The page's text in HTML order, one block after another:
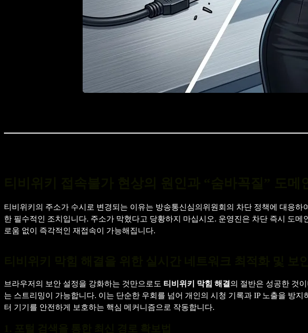
티비위키의 주소가 수시로 변경되는 이유는 방송통신심의위원회의 차단 정책에 대응
한 필수적인 조치입니다. 주소가 막혔다고 당황하지 마십시오. 운영진은 차단 즉시 도
로움 없이 즉각적인 재접속이 가능해집니다.
브라우저의 보안 설정을 강화하는 것만으로도 티비위키 막힘 해결 의 절반은 성공한 것
는 스트리밍이 가능합니다. 이는 단순한 우회를 넘어 개인의 시청 기록과 IP 노출을 방지
터 기기를 안전하게 보호하는 핵심 메커니즘으로 작동합니다.